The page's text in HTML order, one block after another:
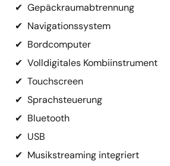
✔ Gepäckraumabtrennung
✔ Navigationssystem
✔ Bordcomputer
✔ Volldigitales Kombiinstrument
✔ Touchscreen
✔ Sprachsteuerung
✔ Bluetooth
✔ USB
✔ Musikstreaming integriert